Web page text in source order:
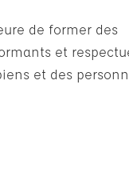
de former des
et
et des